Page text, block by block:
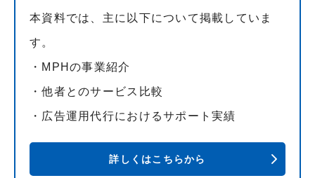
本資料では、主に以下について掲載していま
す。
・MPHの事業紹介
・他者とのサービス比較
・広告運用代行におけるサポート実績
詳しくはこちらから